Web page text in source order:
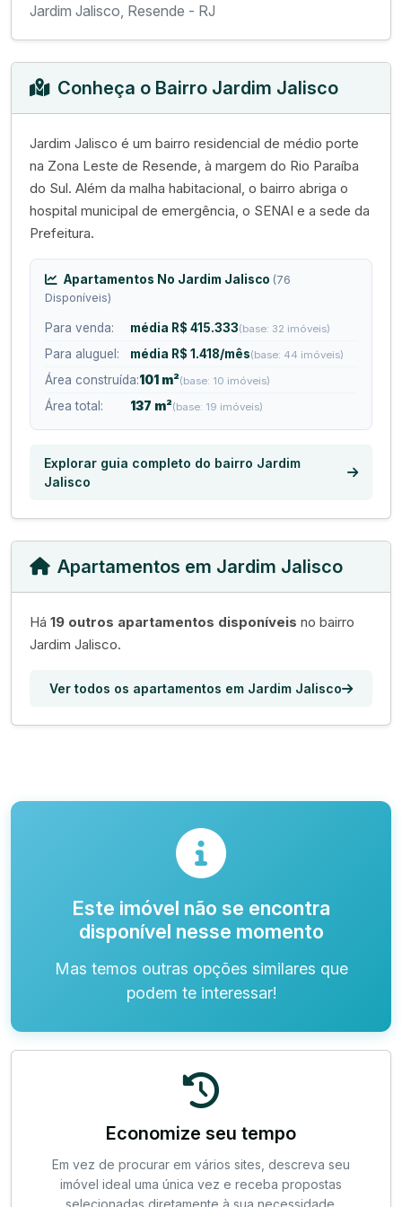
Jardim Jalisco, Resende - RJ
Conheça o Bairro Jardim Jalisco
Jardim Jalisco é um bairro residencial de médio porte
na Zona Leste de Resende, à margem do Rio Paraíba
do Sul. Além da malha habitacional, o bairro abriga o
hospital municipal de emergência, o SENAI e a sede da
Prefeitura.
Apartamentos No Jardim Jalisco (76
Disponíveis)
Para venda: média R$ 415.333(base: 32 imóveis)
Para aluguel: média R$ 1.418/mês(base: 44 imóveis)
Área construída:101 m²(base: 10 imóveis)
Área total: 137 m²(base: 19 imóveis)
Explorar guia completo do bairro Jardim
Jalisco
Apartamentos em Jardim Jalisco
Há 19 outros apartamentos disponíveis no bairro
Jardim Jalisco.
Ver todos os apartamentos em Jardim Jalisco
Este imóvel não se encontra
disponível nesse momento
Mas temos outras opções similares que
podem te interessar!
Economize seu tempo
Em vez de procurar em vários sites, descreva seu
imóvel ideal uma única vez e receba propostas
selecionadas diretamente à sua necessidade.